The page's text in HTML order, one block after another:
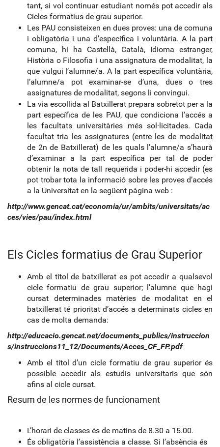
tant, si vol continuar estudiant només pot accedir als
Cicles formatius de grau superior.
Les PAU consisteixen en dues proves: una de comuna
i obligatòria i una d’específica i voluntària. A la part
comuna, hi ha Castellà, Català, Idioma estranger,
Història o Filosofia i una assignatura de modalitat, la
que vulgui l’alumne/a. A la part específica voluntària,
l’alumne/a pot examinar-se d’una, dues o tres
assignatures de modalitat, segons li convingui.
La via escollida al Batxillerat prepara sobretot per a la
part específica de les PAU, que condiciona l’accés a
les facultats universitàries més sol·licitades. Cada
facultat tria les assignatures (entre les de modalitat
de 2n de Batxillerat) de les quals l’alumne/a s’haurà
d’examinar a la part específica per tal de poder
obtenir la nota de tall requerida i poder-hi accedir (es
pot trobar tota la informació sobre les proves d’accés
a la Universitat en la següent pàgina web :
http://www.gencat.cat/economia/ur/ambits/universitats/ac
ces/vies/pau/index.html
Els Cicles formatius de Grau Superior
Amb el títol de batxillerat es pot accedir a qualsevol
cicle formatiu de grau superior; l’alumne que hagi
cursat determinades matèries de modalitat en el
batxillerat té prioritat d’accés a determinats cicles en
cas de molta demanda:
http://educacio.gencat.net/documents_publics/instruccion
s/instruccions11_12/Documents/Acces_CF_FP.pdf
Amb el títol d’un cicle formatiu de grau superior és
possible accedir als estudis universitaris que són
afins al cicle cursat.
Resum de les normes de funcionament
L’horari de classes és de matins de 8.30 a 15.00.
És obligatòria l’assistència a classe. Si l’absència és